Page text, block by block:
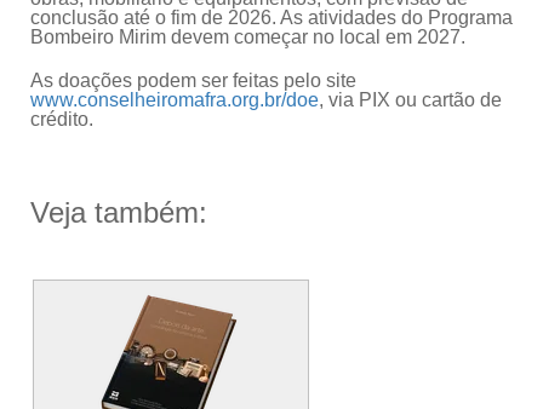
conclusão até o fim de 2026. As atividades do Programa
Bombeiro Mirim devem começar no local em 2027.
As doações podem ser feitas pelo site
www.conselheiromafra.org.br/doe, via PIX ou cartão de
crédito.
Veja também: